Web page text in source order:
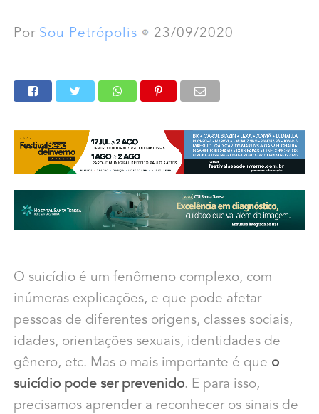
Por Sou Petrópolis 23/09/2020
O suicídio é um fenômeno complexo, com
inúmeras explicações, e que pode afetar
pessoas de diferentes origens, classes sociais,
idades, orientações sexuais, identidades de
gênero, etc. Mas o mais importante é que o
suicídio pode ser prevenido. E para isso,
precisamos aprender a reconhecer os sinais de